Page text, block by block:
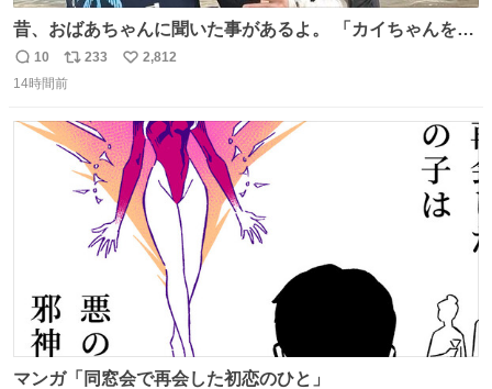
昔、おばあちゃんに聞いた事があるよ。 「カイちゃんをい
じめると、アイツが海から上がって来るぞ。」って。
返
信
10
リ
ポ
ト
数
233
い
数
2,812
14時間前
マンガ「同窓会で再会した初恋のひと」